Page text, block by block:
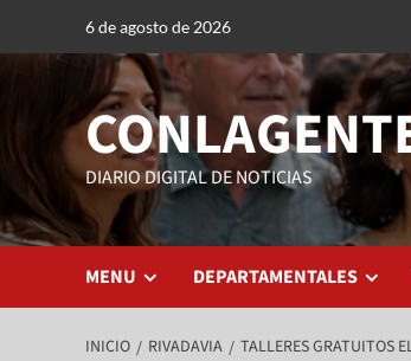
6 de agosto de 2026
DIARIO DIGITAL DE NOTICIAS
MENU DEPARTAMENTALES
INICIO RIVADAVIA TALLERES GRATUITOS